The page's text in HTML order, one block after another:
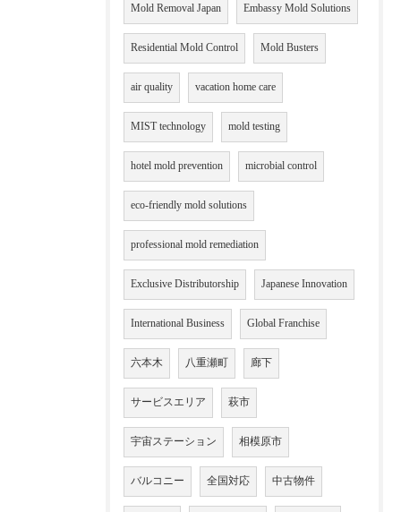
Mold Removal Japan Embassy Mold Solutions
Residential Mold Control Mold Busters
air quality vacation home care
MIST technology mold testing
hotel mold prevention microbial control
eco-friendly mold solutions
professional mold remediation
Exclusive Distributorship Japanese Innovation
International Business Global Franchise
六本木 八重瀬町 廊下
サービスエリア 萩市
宇宙ステーション 相模原市
バルコニー 全国対応 中古物件